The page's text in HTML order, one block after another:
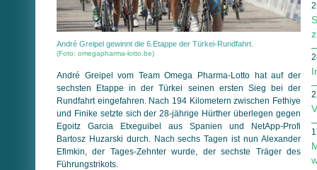
André Greipel gewinnt die 6.Etappe der Türkei-Rundfahrt.
(Foto: omegapharma-lotto.be)
André Greipel vom Team Omega Pharma-Lotto hat auf der
sechsten Etappe in der Türkei seinen ersten Sieg bei der
Rundfahrt eingefahren. Nach 194 Kilometern zwischen Fethiye
und Finike setzte sich der 28-jährige Hürther überlegen gegen
Egoitz Garcia Etxeguibel aus Spanien und NetApp-Profi
Bartosz Huzarski durch. Nach sechs Tagen ist nun Alexander
Efimkin, der Tages-Zehnter wurde, der sechste Träger des
Führungstrikots.